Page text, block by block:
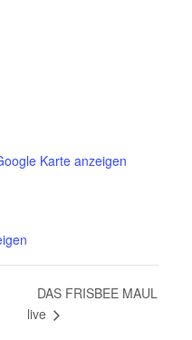
Karte anzeigen
DAS FRISBEE MAUL
live